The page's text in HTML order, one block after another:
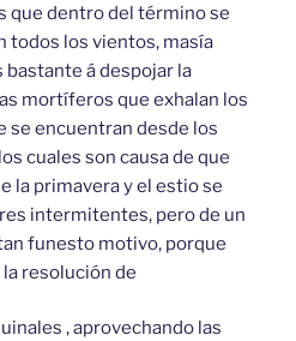
que dentro del término se
todos los vientos, masía
á despojar la
mortíferos que exhalan los
se encuentran desde los
cuales son causa de que
la primavera y el estio se
intermitentes, pero de un
funesto motivo, porque
resolución de
, aprovechando las